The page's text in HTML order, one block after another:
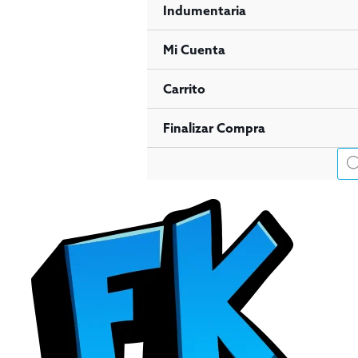
Indumentaria
Mi Cuenta
Carrito
Finalizar Compra
de